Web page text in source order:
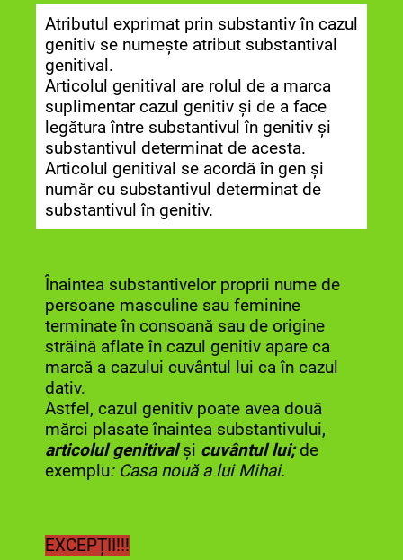
Atributul exprimat prin substantiv în cazul
genitiv se numește atribut substantival
genitival.
Articolul genitival are rolul de a marca
suplimentar cazul genitiv și de a face
legătura între substantivul în genitiv și
substantivul determinat de acesta.
Articolul genitival se acordă în gen și
număr cu substantivul determinat de
substantivul în genitiv.
Înaintea substantivelor proprii nume de
persoane masculine sau feminine
terminate în consoană sau de origine
străină aflate în cazul genitiv apare ca
marcă a cazului cuvântul lui ca în cazul
dativ.
Astfel, cazul genitiv poate avea două
mărci plasate înaintea substantivului,
articolul genitivalși cuvântul lui;de
exemplu: Casa nouă a lui Mihai.
EXCEPȚII!!!